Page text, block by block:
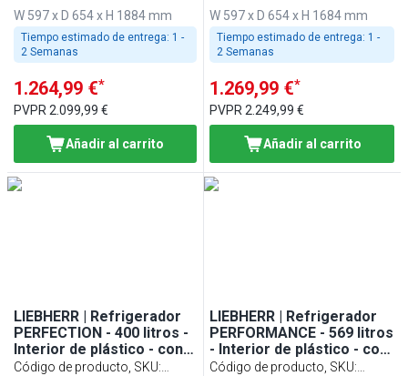
W 597 x D 654 x H 1884 mm
Tiempo estimado de entrega: 1 -
2 Semanas
1.264,99 €*
PVPR 2.099,99 €
Añadir al carrito
W 597 x D 654 x H 1684 mm
Tiempo estimado de entrega: 1 -
2 Semanas
1.269,99 €*
PVPR2.249,99 €
Añadir al carrito
LIEBHERR | Refrigerador
PERFECTION - 400 litros -
Interior de plástico - con 1
puerta de cristal - NEGRO
Código de producto, SKU:
LIEBHERR | Refrigerador
PERFORMANCE - 569 litros
- Interior de plástico - con
1 puerta de cristal - GRIS
Código de producto, SKU: